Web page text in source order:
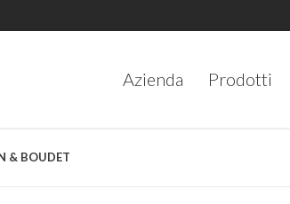
Azienda Prodotti
& BOUDET